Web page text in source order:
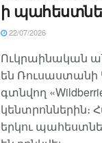
ի
22/07/2026
Ուկրաինական
են
գտնվող
կենտրոններին։
երկու